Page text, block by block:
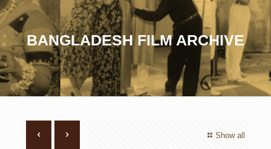
BANGLADESH FILM ARCHIVE
Show all